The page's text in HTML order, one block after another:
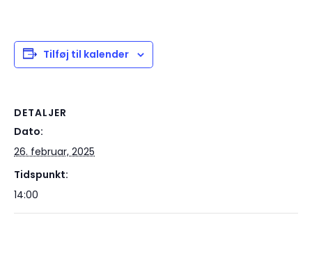
Tilføj til kalender
DETALJER
Dato:
26. februar, 2025
Tidspunkt:
14:00